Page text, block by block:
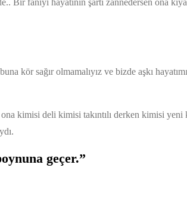
Bir faniyi hayatının şartı zannedersen
kör sağır olmamalıyız ve bizde aşkı
kimisi deli kimisi takıntılı derken kimisi
geçer.”